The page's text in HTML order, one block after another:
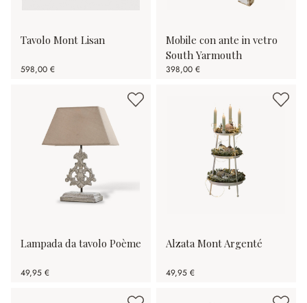
Tavolo Mont Lisan
598,00 €
Mobile con ante in vetro
South Yarmouth
398,00 €
Lampada da tavolo Poème
49,95 €
Alzata Mont Argenté
49,95 €